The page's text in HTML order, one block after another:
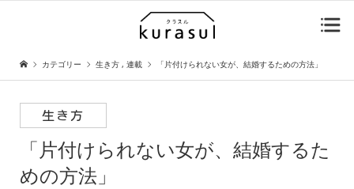
カテゴリー 生き方 , 連載 「片付けられない女が、結婚するための方法」
生き方
「片付けられない女が、結婚するた
めの方法」